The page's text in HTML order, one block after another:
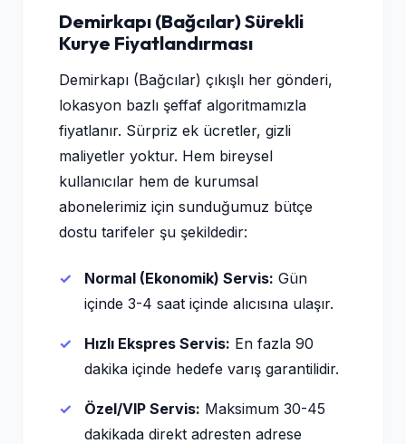
Demirkapı (Bağcılar) Sürekli
Kurye Fiyatlandırması
Demirkapı (Bağcılar) çıkışlı her gönderi,
lokasyon bazlı şeffaf algoritmamızla
fiyatlanır. Sürpriz ek ücretler, gizli
maliyetler yoktur. Hem bireysel
kullanıcılar hem de kurumsal
abonelerimiz için sunduğumuz bütçe
dostu tarifeler şu şekildedir:
Normal (Ekonomik) Servis: Gün
içinde 3-4 saat içinde alıcısına ulaşır.
Hızlı Ekspres Servis: En fazla 90
dakika içinde hedefe varış garantilidir.
Özel/VIP Servis: Maksimum 30-45
dakikada direkt adresten adrese